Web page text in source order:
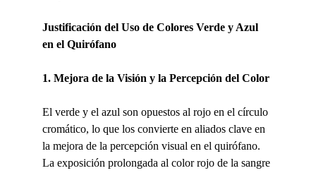
Justificación del Uso de Colores Verde y Azul
en el Quirófano
1. Mejora de la Visión y la Percepción del Color
El verde y el azul son opuestos al rojo en el círculo
cromático, lo que los convierte en aliados clave en
la mejora de la percepción visual en el quirófano.
La exposición prolongada al color rojo de la sangre